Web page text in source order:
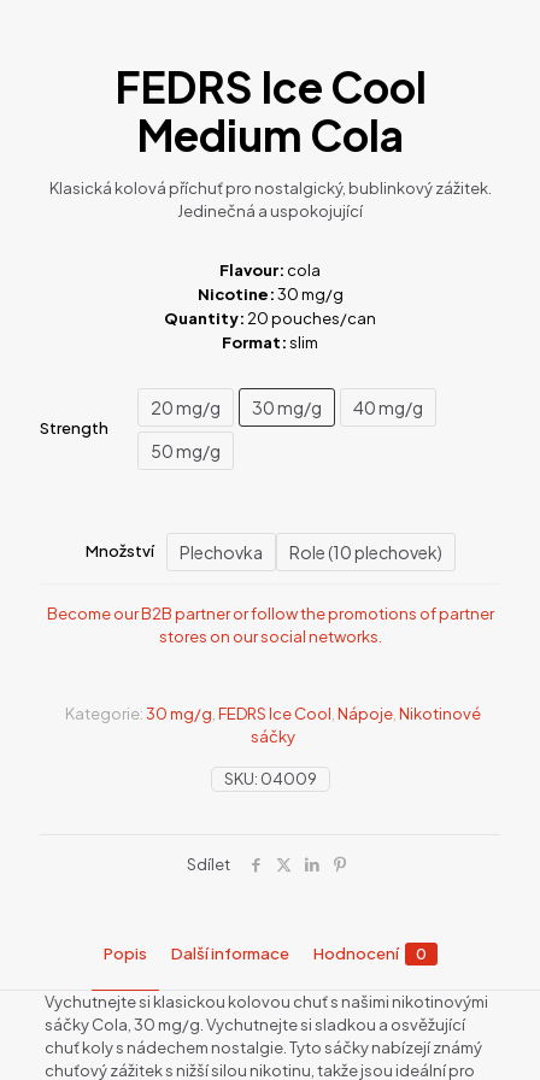
FEDRS Ice Cool
Medium Cola
Klasická kolová příchuť pro nostalgický, bublinkový zážitek.
Jedinečná a uspokojující
Flavour: cola
Nicotine:30 mg/g
Quantity: 20 pouches/can
Format:slim
Strength
20 mg/g 30 mg/g
40 mg/g
50 mg/g
Množství Plechovka Role (10 plechovek)
Become our B2B partner or follow the promotions of partner
stores on our social networks.
SKU: 04009
Kategorie:30 mg/g FEDRS Ice Cool Nápoje Nikotinové
sáčky
Sdílet
Popis Další informace Hodnocení 0
Vychutnejte si klasickou kolovou chuť s našimi nikotinovými
sáčky Cola, 30 mg/g. Vychutnejte si sladkou a osvěžující
chuť koly s nádechem nostalgie. Tyto sáčky nabízejí známý
chuťový zážitek s nižší silou nikotinu, takže jsou ideální pro